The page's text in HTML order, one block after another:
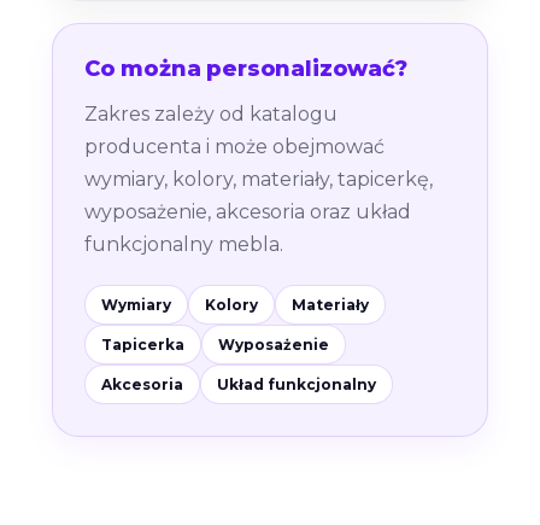
Co można personalizować?
Zakres zależy od katalogu
producenta i może obejmować
wymiary, kolory, materiały, tapicerkę,
wyposażenie, akcesoria oraz układ
funkcjonalny mebla.
Wymiary Kolory Materiały
Tapicerka Wyposażenie
Akcesoria Układ funkcjonalny